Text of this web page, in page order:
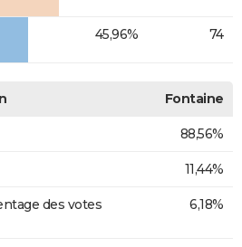
45,96% 74
Fontaine
88,56%
11,44%
des votes
6,18%